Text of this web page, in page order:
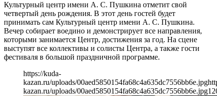
Культурный центр имени А. С. Пушкина отметит свой
четвертый день рождения. В этот день гостей будет
принимать сам Культурный центр имени А. С. Пушкина.
Вечер собирает воедино и демонстрирует все направления,
которыми занимается Центр, достижения за год. На сцене
выступят все коллективы и солисты Центра, а также гости
фестиваля в большой праздничной программе.
https://kuda-
kazan.ru/uploads/00aed5850154fa68c4a635dc7556bb6e.jpg
kazan.ru/uploads/00aed5850154fa68c4a635dc7556bb6e.jpg